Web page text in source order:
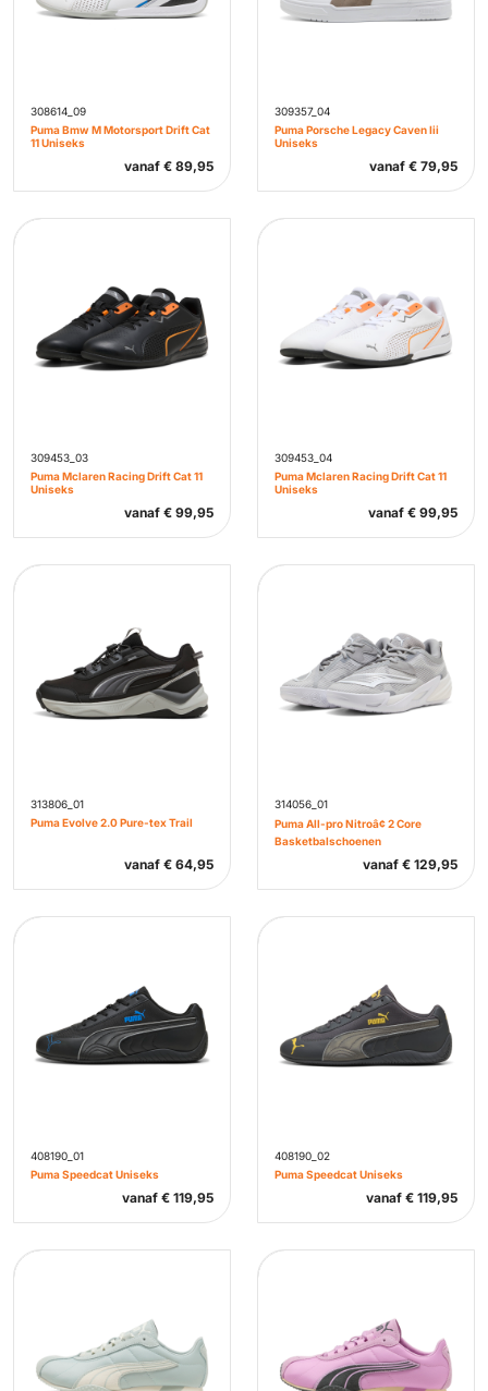
308614_09
Puma Bmw M Motorsport Drift Cat
11 Uniseks
vanaf € 89,95
309357_04
Puma Porsche Legacy Caven Iii
Uniseks
vanaf € 79,95
309453_03
Puma Mclaren Racing Drift Cat 11
Uniseks
vanaf € 99,95
309453_04
Puma Mclaren Racing Drift Cat 11
Uniseks
vanaf € 99,95
313806_01
Puma Evolve 2.0 Pure-tex Trail
vanaf € 64,95
314056_01
Puma All-pro Nitroâ¢ 2 Core
Basketbalschoenen
vanaf € 129,95
408190_01
Puma Speedcat Uniseks
vanaf € 119,95
408190_02
Puma Speedcat Uniseks
vanaf € 119,95